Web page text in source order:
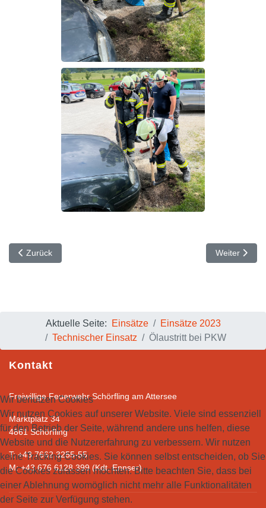
Vorheriger Beitrag: Verkehrsunfall mit eingeklemmter Person
Zurück Nächster
Weiter
Aktuelle Seite: Einsätze
Einsätze 2023
Technischer Einsatz
Ölaustritt bei PKW
Kontakt
Freiwillige Feuerwehr Schörfling am Attersee
Marktplatz 34
4861 Schörfling
T: +43 7662 3255-55
M: +43 676 6128 399 (Kdt. Ennser)
Wir benutzen Cookies
Wir nutzen Cookies auf unserer Website. Viele sind essenziell
für den Betrieb der Seite, während andere uns helfen, diese
Website und die Nutzererfahrung zu verbessern. Wir nutzen
keine Tracking Cookies. Sie können selbst entscheiden, ob Sie
die Cookies zulassen möchten. Bitte beachten Sie, dass bei
einer Ablehnung womöglich nicht mehr alle Funktionalitäten
der Seite zur Verfügung stehen.